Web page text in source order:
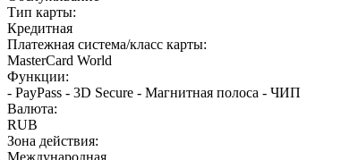
Тип карты:
Кредитная
Платежная система/класс карты:
MasterCard World
Функции:
- PayPass - 3D Secure - Магнитная полоса - ЧИП
Валюта:
RUB
Зона действия: